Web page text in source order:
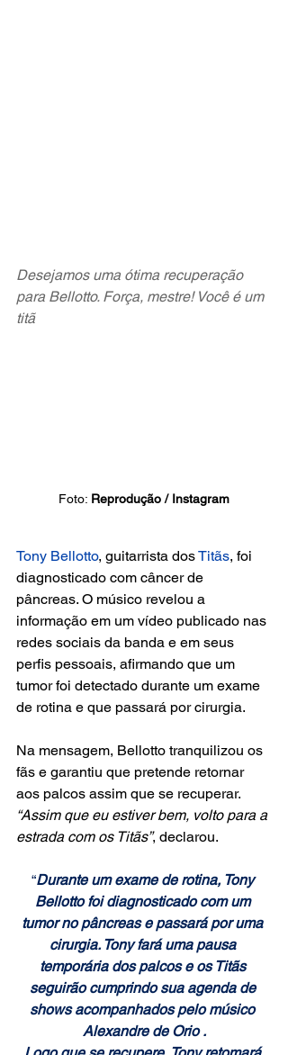
Desejamos uma ótima recuperação
para Bellotto. Força, mestre! Você é um
titã
Foto: Reprodução / Instagram
Tony Bellotto, guitarrista dos Titãs, foi
diagnosticado com câncer de
pâncreas. O músico revelou a
informação em um vídeo publicado nas
redes sociais da banda e em seus
perfis pessoais, afirmando que um
tumor foi detectado durante um exame
de rotina e que passará por cirurgia.
Na mensagem, Bellotto tranquilizou os
fãs e garantiu que pretende retornar
aos palcos assim que se recuperar.
“Assim que eu estiver bem, volto para a
estrada com os Titãs”, declarou.
“Durante um exame de rotina, Tony
Bellotto foi diagnosticado com um
tumor no pâncreas e passará por uma
cirurgia. Tony fará uma pausa
temporária dos palcos e os Titãs
seguirão cumprindo sua agenda de
shows acompanhados pelo músico
Alexandre de Orio .